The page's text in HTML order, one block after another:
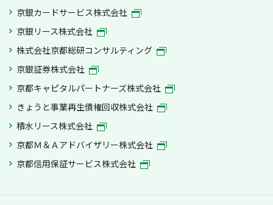
京銀カードサービス株式会社
京銀リース株式会社
株式会社京都総研コンサルティング
京銀証券株式会社
京都キャピタルパートナーズ株式会社
きょうと事業再生債権回収株式会社
積水リース株式会社
京都Ｍ＆Ａアドバイザリー株式会社
京都信用保証サービス株式会社